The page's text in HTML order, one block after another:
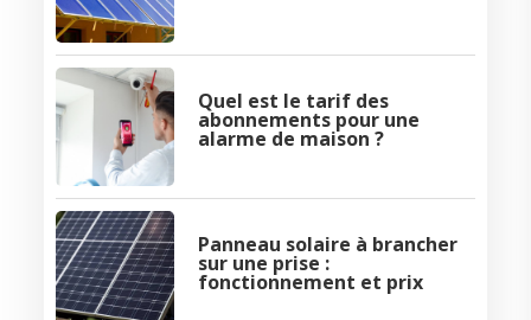
Quel est le tarif des
abonnements pour une
alarme de maison ?
Panneau solaire à brancher
sur une prise :
fonctionnement et prix